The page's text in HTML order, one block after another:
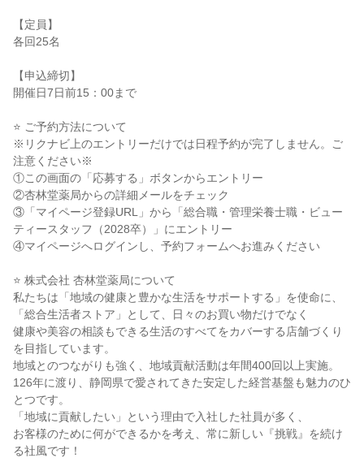
【定員】
各回25名
【申込締切】
開催日7日前15：00まで
⭐ ご予約方法について
※リクナビ上のエントリーだけでは日程予約が完了しません。ご
注意ください※
①この画面の「応募する」ボタンからエントリー
②杏林堂薬局からの詳細メールをチェック
③「マイページ登録URL」から「総合職・管理栄養士職・ビュー
ティースタッフ（2028卒）」にエントリー
④マイページへログインし、予約フォームへお進みください
⭐ 株式会社 杏林堂薬局について
私たちは「地域の健康と豊かな生活をサポートする」を使命に、
「総合生活者ストア」として、日々のお買い物だけでなく
健康や美容の相談もできる生活のすべてをカバーする店舗づくり
を目指しています。
地域とのつながりも強く、地域貢献活動は年間400回以上実施。
126年に渡り、静岡県で愛されてきた安定した経営基盤も魅力のひ
とつです。
「地域に貢献したい」という理由で入社した社員が多く、
お客様のために何ができるかを考え、常に新しい『挑戦』を続け
る社風です！